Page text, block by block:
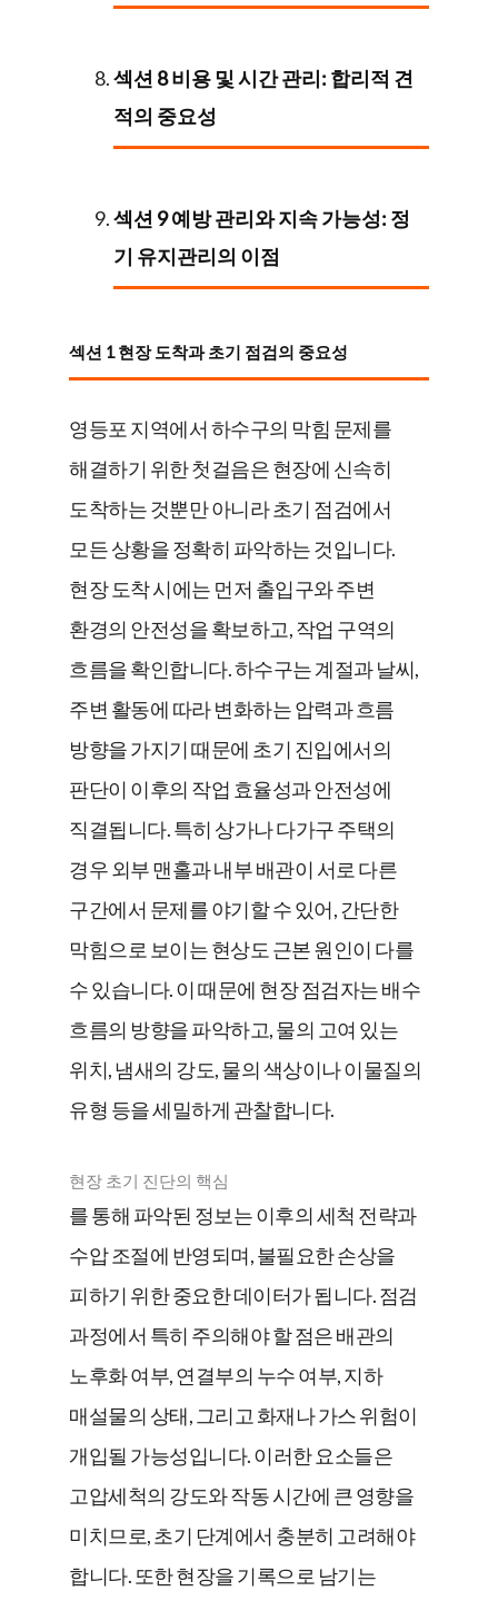
섹션 8 비용 및 시간 관리: 합리적 견
적의 중요성
섹션 9 예방 관리와 지속 가능성: 정
기 유지관리의 이점
섹션 1 현장 도착과 초기 점검의 중요성
영등포 지역에서 하수구의 막힘 문제를
해결하기 위한 첫걸음은 현장에 신속히
도착하는 것뿐만 아니라 초기 점검에서
모든 상황을 정확히 파악하는 것입니다.
현장 도착 시에는 먼저 출입구와 주변
환경의 안전성을 확보하고, 작업 구역의
흐름을 확인합니다. 하수구는 계절과 날씨,
주변 활동에 따라 변화하는 압력과 흐름
방향을 가지기 때문에 초기 진입에서의
판단이 이후의 작업 효율성과 안전성에
직결됩니다. 특히 상가나 다가구 주택의
경우 외부 맨홀과 내부 배관이 서로 다른
구간에서 문제를 야기할 수 있어, 간단한
막힘으로 보이는 현상도 근본 원인이 다를
수 있습니다. 이 때문에 현장 점검자는 배수
흐름의 방향을 파악하고, 물의 고여 있는
위치, 냄새의 강도, 물의 색상이나 이물질의
유형 등을 세밀하게 관찰합니다.
현장 초기 진단의 핵심
를 통해 파악된 정보는 이후의 세척 전략과
수압 조절에 반영되며, 불필요한 손상을
피하기 위한 중요한 데이터가 됩니다. 점검
과정에서 특히 주의해야 할 점은 배관의
노후화 여부, 연결부의 누수 여부, 지하
매설물의 상태, 그리고 화재나 가스 위험이
개입될 가능성입니다. 이러한 요소들은
고압세척의 강도와 작동 시간에 큰 영향을
미치므로, 초기 단계에서 충분히 고려해야
합니다. 또한 현장을 기록으로 남기는